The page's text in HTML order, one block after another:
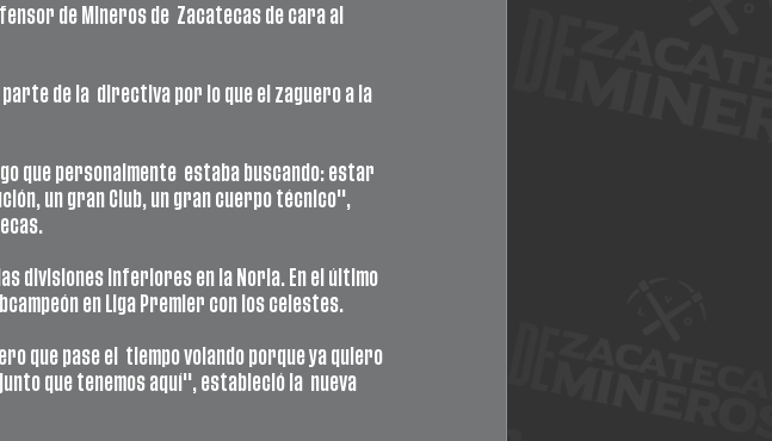
de Mineros de  Zacatecas de cara al
de la  directiva por lo que el zaguero a la
que personalmente  estaba buscando: estar
un gran Club, un gran cuerpo técnico",
divisiones inferiores en la Noria. En el último
en Liga Premier con los celestes.
que pase el  tiempo volando porque ya quiero
que tenemos aquí", estableció la  nueva